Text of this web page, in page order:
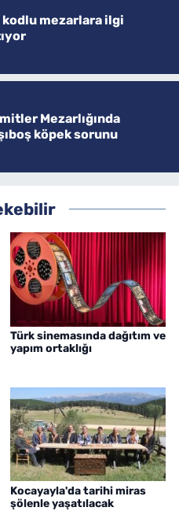
kodlu mezarlara ilgi
Mezarlığında
köpek sorunu
Türk sinemasında dağıtım ve
yapım ortaklığı
Kocayayla'da tarihi miras
şölenle yaşatılacak